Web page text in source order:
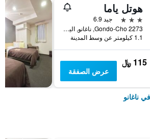
هوتل ياما
3 نجوم
جيد 6.9
Gondo-Cho 2273, ناغانو, اليابان
1.1 كيلومتر عن وسط المدينة
115 ﷼
عرض الصفقة
ناغانو